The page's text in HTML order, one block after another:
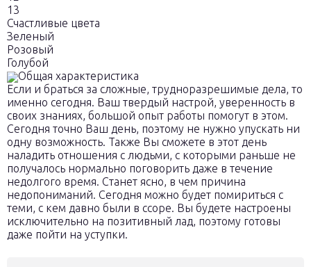
13
Счастливые цвета
Зеленый
Розовый
Голубой
Общая характеристика
Если и браться за сложные, трудноразрешимые дела, то
именно сегодня. Ваш твердый настрой, уверенность в
своих знаниях, большой опыт работы помогут в этом.
Сегодня точно Ваш день, поэтому не нужно упускать ни
одну возможность. Также Вы сможете в этот день
наладить отношения с людьми, с которыми раньше не
получалось нормально поговорить даже в течение
недолгого время. Станет ясно, в чем причина
недопониманий. Сегодня можно будет помириться с
теми, с кем давно были в ссоре. Вы будете настроены
исключительно на позитивный лад, поэтому готовы
даже пойти на уступки.